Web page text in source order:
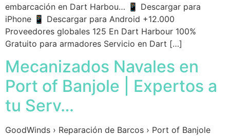
embarcación en Dart Harbou… 📱 Descargar para
iPhone 📱 Descargar para Android +12.000
Proveedores globales 125 En Dart Harbour 100%
Gratuito para armadores Servicio en Dart […]
Mecanizados Navales en
Port of Banjole | Expertos a
tu Serv…
GoodWinds › Reparación de Barcos › Port of Banjole